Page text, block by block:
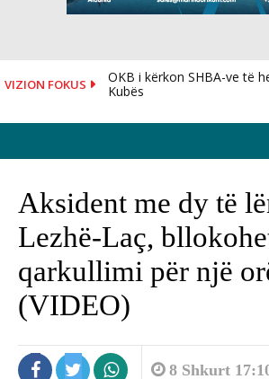
VIZION FOKUS
OKB i kërkon SHBA-ve të
Kubës
Aksident me dy të
Lezhë-Laç,
qarkullimi për një
(VIDEO)
8 Shkurt